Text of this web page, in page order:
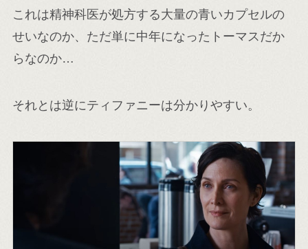
これは精神科医が処方する大量の青いカプセルの
せいなのか、ただ単に中年になったトーマスだか
らなのか…
それとは逆にティファニーは分かりやすい。